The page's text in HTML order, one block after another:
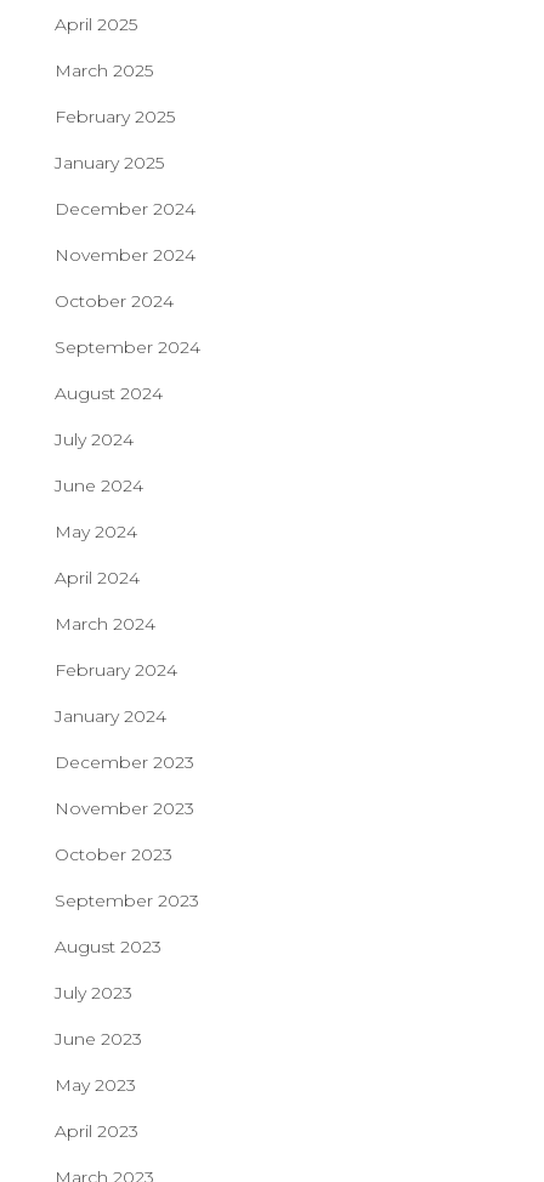
April 2025
March 2025
February 2025
January 2025
December 2024
November 2024
October 2024
September 2024
August 2024
July 2024
June 2024
May 2024
April 2024
March 2024
February 2024
January 2024
December 2023
November 2023
October 2023
September 2023
August 2023
July 2023
June 2023
May 2023
April 2023
March 2023